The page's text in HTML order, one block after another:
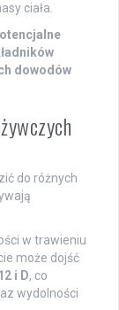
ciała.
dowodów
do różnych
w trawieniu
może dojść
i D, co
wydolności